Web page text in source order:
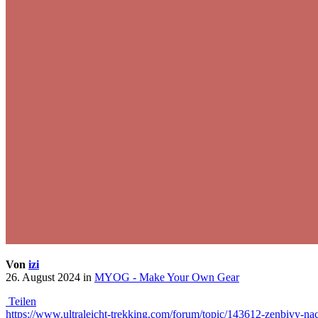
Von izi
26. August 2024 in MYOG - Make Your Own Gear
Teilen
https://www.ultraleicht-trekking.com/forum/topic/143612-zenbivy-